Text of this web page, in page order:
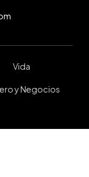
Vida
y Negocios